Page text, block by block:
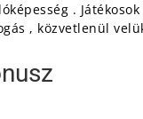
.
, közvetlenül